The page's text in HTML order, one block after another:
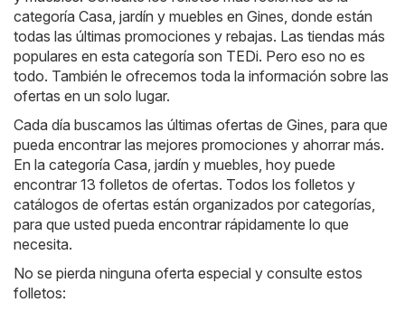
categoría Casa, jardín y muebles en Gines, donde están
todas las últimas promociones y rebajas. Las tiendas más
populares en esta categoría son TEDi. Pero eso no es
todo. También le ofrecemos toda la información sobre las
ofertas en un solo lugar.
Cada día buscamos las últimas ofertas de Gines, para que
pueda encontrar las mejores promociones y ahorrar más.
En la categoría Casa, jardín y muebles, hoy puede
encontrar 13 folletos de ofertas. Todos los folletos y
catálogos de ofertas están organizados por categorías,
para que usted pueda encontrar rápidamente lo que
necesita.
No se pierda ninguna oferta especial y consulte estos
folletos: